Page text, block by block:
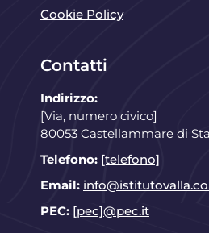
Cookie Policy
Contatti
Indirizzo:
[Via, numero civico]
80053 Castellammare di
Telefono: [telefono]
Email:
PEC: [pec]@pec.it